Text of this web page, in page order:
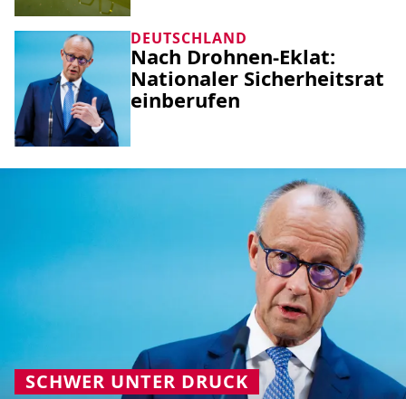
DEUTSCHLAND
Nach Drohnen-Eklat:
Nationaler Sicherheitsrat
einberufen
SCHWER UNTER DRUCK